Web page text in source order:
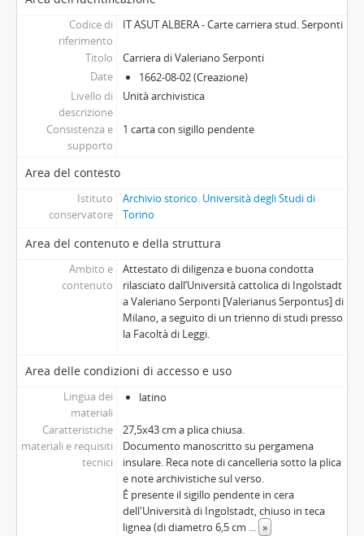
Codice di
riferimento
IT ASUT ALBERA - Carte carriera stud. Serponti
Titolo
Carriera di Valeriano Serponti
Date
1662-08-02 (Creazione)
Livello di
descrizione
Unità archivistica
Consistenza e
supporto
1 carta con sigillo pendente
Area del contesto
Istituto
conservatore
Archivio storico. Università degli Studi di
Torino
Area del contenuto e della struttura
Ambito e
contenuto
Attestato di diligenza e buona condotta
rilasciato dall’Università cattolica di Ingolstadt
a Valeriano Serponti [Valerianus Serpontus] di
Milano, a seguito di un trienno di studi presso
la Facoltà di Leggi.
Area delle condizioni di accesso e uso
Lingua dei
materiali
latino
Caratteristiche
materiali e requisiti
tecnici
27,5x43 cm a plica chiusa.
Documento manoscritto su pergamena
insulare. Reca note di cancelleria sotto la plica
e note archivistiche sul verso.
É presente il sigillo pendente in cera
dell'Università di Ingolstadt, chiuso in teca
lignea (di diametro 6,5 cm ... »